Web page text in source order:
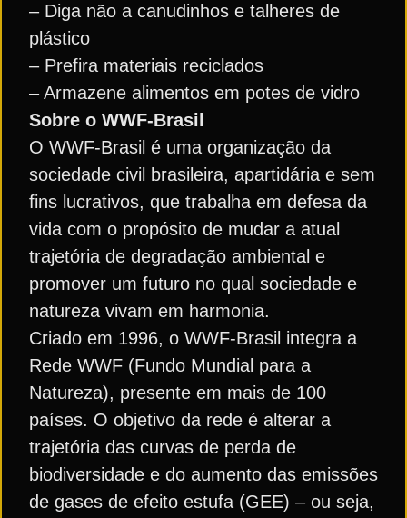
– Diga não a canudinhos e talheres de
plástico
– Prefira materiais reciclados
– Armazene alimentos em potes de vidro
Sobre o WWF-Brasil
O WWF-Brasil é uma organização da
sociedade civil brasileira, apartidária e sem
fins lucrativos, que trabalha em defesa da
vida com o propósito de mudar a atual
trajetória de degradação ambiental e
promover um futuro no qual sociedade e
natureza vivam em harmonia.
Criado em 1996, o WWF-Brasil integra a
Rede WWF (Fundo Mundial para a
Natureza), presente em mais de 100
países. O objetivo da rede é alterar a
trajetória das curvas de perda de
biodiversidade e do aumento das emissões
de gases de efeito estufa (GEE) – ou seja,